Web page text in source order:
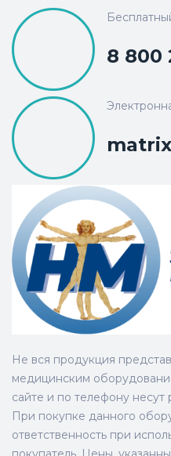
8 800
Не вся продукция
медицинским
сайте и по телефону несут
При покупке данного
ответственность при